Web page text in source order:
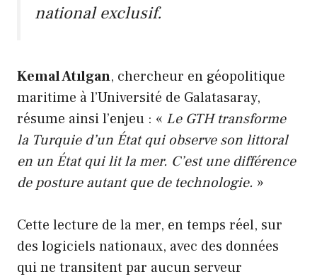
national exclusif.
Kemal Atılgan, chercheur en géopolitique
maritime à l’Université de Galatasaray,
résume ainsi l’enjeu : « Le GTH transforme
la Turquie d’un État qui observe son littoral
en un État qui lit la mer. C’est une différence
de posture autant que de technologie. »
Cette lecture de la mer, en temps réel, sur
des logiciels nationaux, avec des données
qui ne transitent par aucun serveur